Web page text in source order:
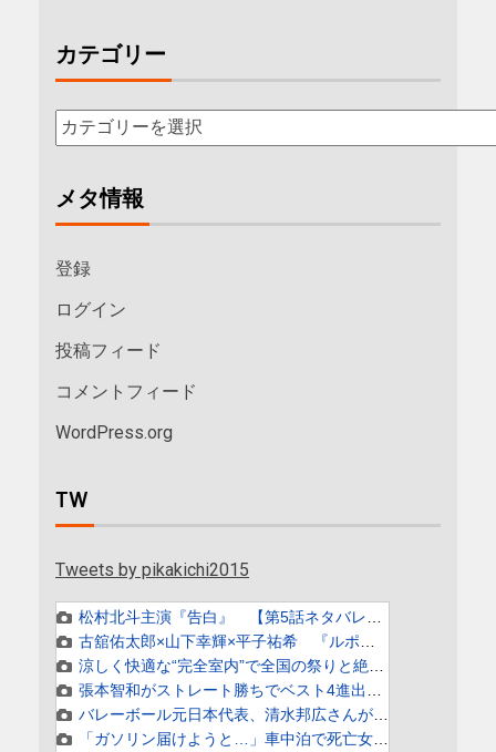
カテゴリー
メタ情報
登録
ログイン
投稿フィード
コメントフィード
WordPress.org
TW
Tweets by pikakichi2015